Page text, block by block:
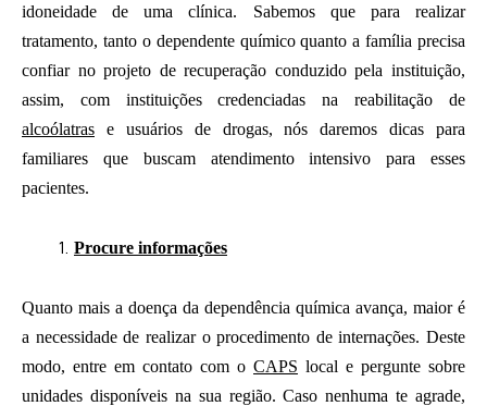
idoneidade de uma clínica. Sabemos que para realizar
tratamento, tanto o dependente químico quanto a família precisa
confiar no projeto de recuperação conduzido pela instituição,
assim, com instituições credenciadas na reabilitação de
alcoólatras e usuários de drogas, nós daremos dicas para
familiares que buscam atendimento intensivo para esses
pacientes.
Procure informações
Quanto mais a doença da dependência química avança, maior é
a necessidade de realizar o procedimento de internações. Deste
modo, entre em contato com o CAPS local e pergunte sobre
unidades disponíveis na sua região. Caso nenhuma te agrade,